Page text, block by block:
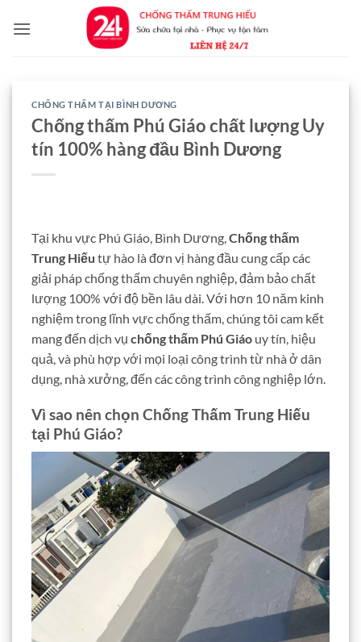
qua
CHỐNG THẤM TẠI BÌNH DƯƠNG
Chống thấm Phú Giáo chất lượng Uy
tín 100% hàng đầu Bình Dương
Tại khu vực Phú Giáo, Bình Dương, Chống thấm
Trung Hiếu tự hào là đơn vị hàng đầu cung cấp các
giải pháp chống thấm chuyên nghiệp, đảm bảo chất
lượng 100% với độ bền lâu dài. Với hơn 10 năm kinh
nghiệm trong lĩnh vực chống thấm, chúng tôi cam kết
mang đến dịch vụ chống thấm Phú Giáo uy tín, hiệu
quả, và phù hợp với mọi loại công trình từ nhà ở dân
dụng, nhà xưởng, đến các công trình công nghiệp lớn.
Vì sao nên chọn Chống Thấm Trung Hiếu
tại Phú Giáo?